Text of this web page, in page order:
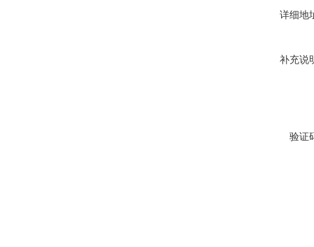
详细地
补充说
验证